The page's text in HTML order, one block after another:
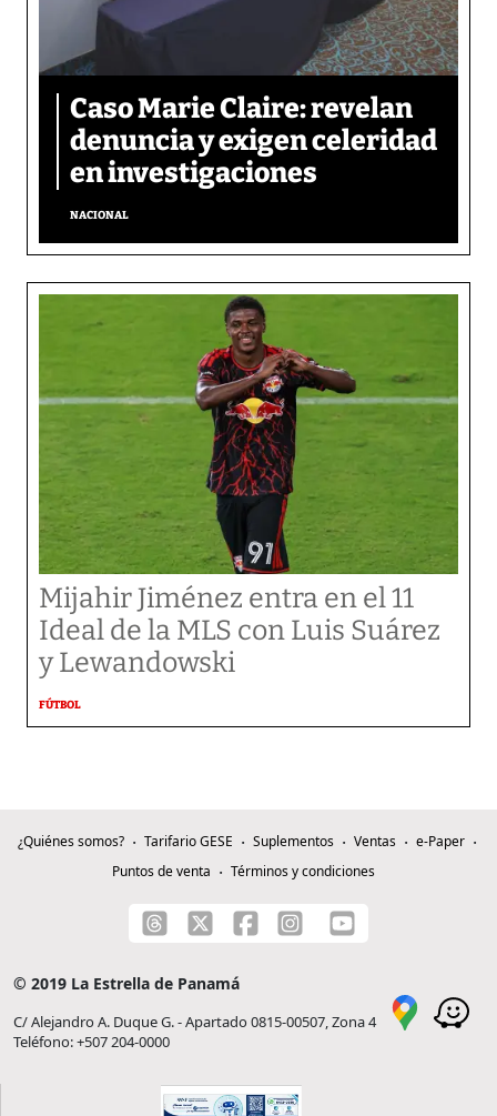
Caso Marie Claire: revelan
denuncia y exigen celeridad
en investigaciones
NACIONAL
Mijahir Jiménez entra en el 11
Ideal de la MLS con Luis Suárez
y Lewandowski
FÚTBOL
¿Quiénes somos? Tarifario GESE Suplementos Ventas
e-Paper
Puntos de venta
Términos y condiciones
© 2019 La Estrella de Panamá
C/ Alejandro A. Duque G. - Apartado 0815-00507, Zona 4
Teléfono: +507 204-0000